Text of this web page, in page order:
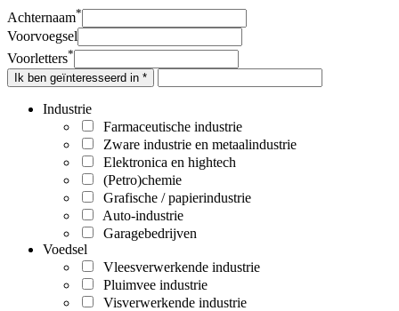
Achternaam*
Voorvoegsel
Voorletters*
Ik ben geïnteresseerd in *
Industrie
Farmaceutische industrie
Zware industrie en metaalindustrie
Elektronica en hightech
(Petro)chemie
Grafische / papierindustrie
Auto-industrie
Garagebedrijven
Voedsel
Vleesverwerkende industrie
Pluimvee industrie
Visverwerkende industrie